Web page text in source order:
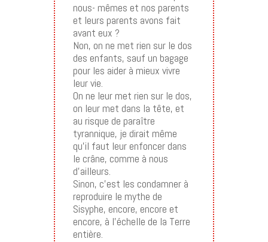
nous- mêmes et nos parents
et leurs parents avons fait
avant eux ?
Non, on ne met rien sur le dos
des enfants, sauf un bagage
pour les aider à mieux vivre
leur vie.
On ne leur met rien sur le dos,
on leur met dans la tête, et
au risque de paraître
tyrannique, je dirait même
qu’il faut leur enfoncer dans
le crâne, comme à nous
d’ailleurs.
Sinon, c’est les condamner à
reproduire le mythe de
Sisyphe, encore, encore et
encore, à l’échelle de la Terre
entière.